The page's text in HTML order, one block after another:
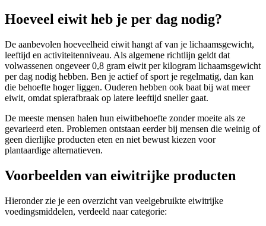
Hoeveel eiwit heb je per dag nodig?
De aanbevolen hoeveelheid eiwit hangt af van je lichaamsgewicht,
leeftijd en activiteitenniveau. Als algemene richtlijn geldt dat
volwassenen ongeveer 0,8 gram eiwit per kilogram lichaamsgewicht
per dag nodig hebben. Ben je actief of sport je regelmatig, dan kan
die behoefte hoger liggen. Ouderen hebben ook baat bij wat meer
eiwit, omdat spierafbraak op latere leeftijd sneller gaat.
De meeste mensen halen hun eiwitbehoefte zonder moeite als ze
gevarieerd eten. Problemen ontstaan eerder bij mensen die weinig of
geen dierlijke producten eten en niet bewust kiezen voor
plantaardige alternatieven.
Voorbeelden van eiwitrijke producten
Hieronder zie je een overzicht van veelgebruikte eiwitrijke
voedingsmiddelen, verdeeld naar categorie: